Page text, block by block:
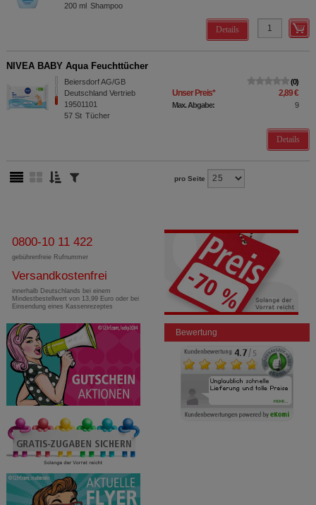
200 ml Shampoo
Details
NIVEA BABY Aqua Feuchttücher
Beiersdorf AG/GB
Deutschland Vertrieb
19501101
57 St Tücher
0
Unser Preis* 2,89 €
Max. Abgabe: 9
Details
pro Seite
0800-10 11 422
gebührenfreie Rufnummer
Versandkostenfrei
innerhalb Deutschlands bei einem
Mindestbestellwert von 13,99 Euro oder bei
Einsendung eines Kassenrezeptes
Bewertung